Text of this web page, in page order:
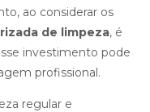
ao considerar os
de limpeza, é
investimento pode
profissional.
regular e